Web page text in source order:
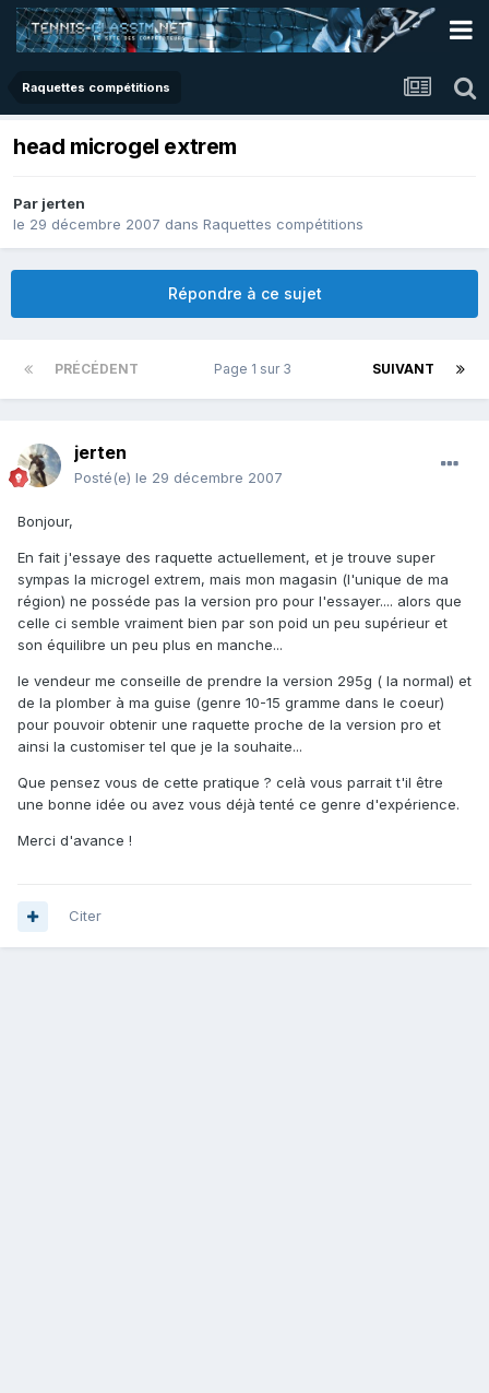
Raquettes compétitions
head microgel extrem
Par jerten
le 29 décembre 2007 dans Raquettes compétitions
Répondre à ce sujet
PRÉCÉDENT SUIVANT
Page 1 sur 3
jerten
Posté(e) le 29 décembre 2007
Bonjour,
En fait j'essaye des raquette actuellement, et je trouve super
sympas la microgel extrem, mais mon magasin (l'unique de ma
région) ne posséde pas la version pro pour l'essayer.... alors que
celle ci semble vraiment bien par son poid un peu supérieur et
son équilibre un peu plus en manche...
le vendeur me conseille de prendre la version 295g ( la normal) et
de la plomber à ma guise (genre 10-15 gramme dans le coeur)
pour pouvoir obtenir une raquette proche de la version pro et
ainsi la customiser tel que je la souhaite...
Que pensez vous de cette pratique ? celà vous parrait t'il être
une bonne idée ou avez vous déjà tenté ce genre d'expérience.
Merci d'avance !
Citer